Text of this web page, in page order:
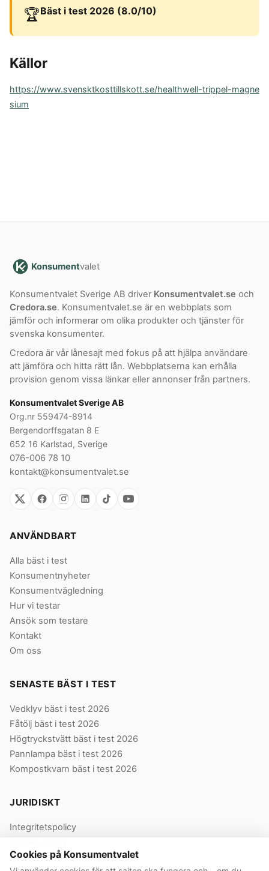
🏆Bäst i test 2026 (8.0/10)
Källor
https://www.svensktkosttillskott.se/healthwell-trippel-magne
sium
Konsumentvalet
Konsumentvalet Sverige AB driver Konsumentvalet.se och
Credora.se. Konsumentvalet.se är en webbplats som
jämför och informerar om olika produkter och tjänster för
svenska konsumenter.
Credora är vår lånesajt med fokus på att hjälpa användare
att jämföra och hitta rätt lån. Webbplatserna kan erhålla
provision genom vissa länkar eller annonser från partners.
Konsumentvalet Sverige AB
Org.nr 559474-8914
Bergendorffsgatan 8 E
652 16 Karlstad, Sverige
076-006 78 10
kontakt@konsumentvalet.se
ANVÄNDBART
Alla bäst i test
Konsumentnyheter
Konsumentvägledning
Hur vi testar
Ansök som testare
Kontakt
Om oss
SENASTE BÄST I TEST
Vedklyv bäst i test 2026
Fåtölj bäst i test 2026
Högtryckstvätt bäst i test 2026
Pannlampa bäst i test 2026
Kompostkvarn bäst i test 2026
JURIDISKT
Integritetspolicy
Användarvillkor
Cookies på Konsumentvalet